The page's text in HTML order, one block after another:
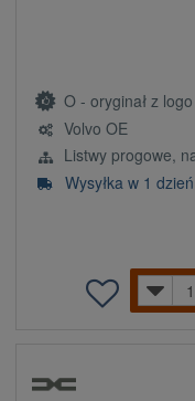
O - oryginał z
Volvo OE
Listwy progowe,
Wysyłka w 1 dzień